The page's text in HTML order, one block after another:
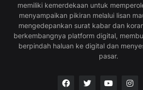
memiliki kemerdekaan untuk
menyampaikan pikiran melalui lisan
mengedepankan surat kabar dan
berkembangnya platform digital,
berpindah haluan ke digital dan
pasar.